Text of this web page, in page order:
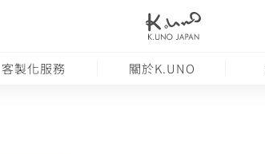
客製化服務 關於K.UNO